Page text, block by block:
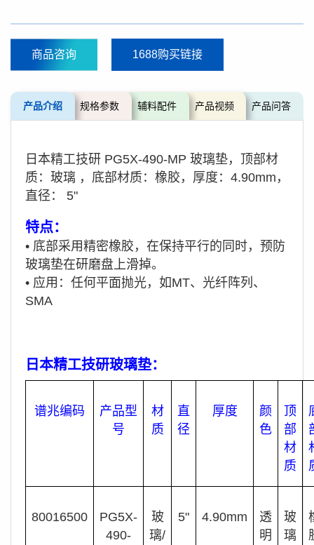
商品咨询 1688购买链接
产品介绍 规格参数 辅料配件 产品视频 产品问答
日本精工技研 PG5X-490-MP 玻璃垫，顶部材
质：玻璃 ，底部材质：橡胶，厚度：4.90mm，
直径： 5"
特点：
• 底部采用精密橡胶，在保持平行的同时，预防
玻璃垫在研磨盘上滑掉。
• 应用：任何平面抛光，如MT、光纤阵列、
SMA
日本精工技研玻璃垫：
谱兆编码
产品型
号
材
质
直
径
厚度
颜
色
顶
部
材
质
80016500
PG5X-
490-
玻
璃/
5" 4.90mm
透
明
玻
璃